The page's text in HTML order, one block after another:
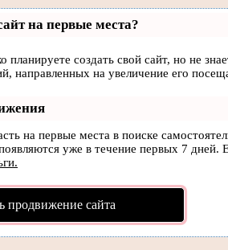
на первые места?
планируете создать свой сайт, но не
направленных на увеличение его
на первые места в поиске
уже в течение первых 7
продвижение сайта